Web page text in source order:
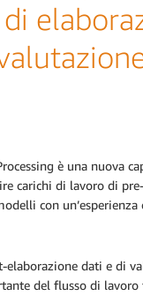
è una nuova
carichi di lavoro di
con
elaborazione dati e di
del flusso di